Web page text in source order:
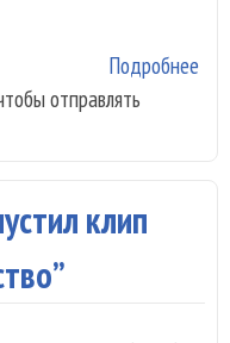
Подробнее
отправлять
клип